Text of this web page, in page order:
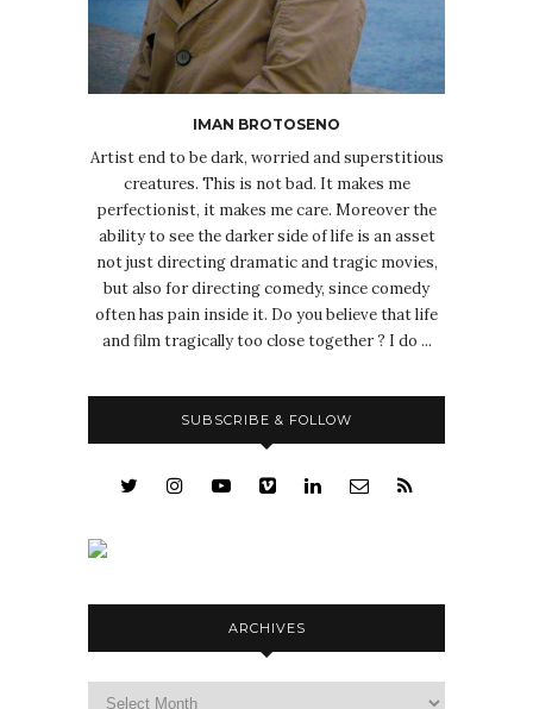
IMAN BROTOSENO
Artist end to be dark, worried and superstitious
creatures. This is not bad. It makes me
perfectionist, it makes me care. Moreover the
ability to see the darker side of life is an asset
not just directing dramatic and tragic movies,
but also for directing comedy, since comedy
often has pain inside it. Do you believe that life
and film tragically too close together ? I do ...
SUBSCRIBE & FOLLOW
ARCHIVES